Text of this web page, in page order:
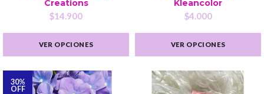
Creations
$14.900
VER OPCIONES
Kleancolor
$4.000
VER OPCIONES
30%
OFF